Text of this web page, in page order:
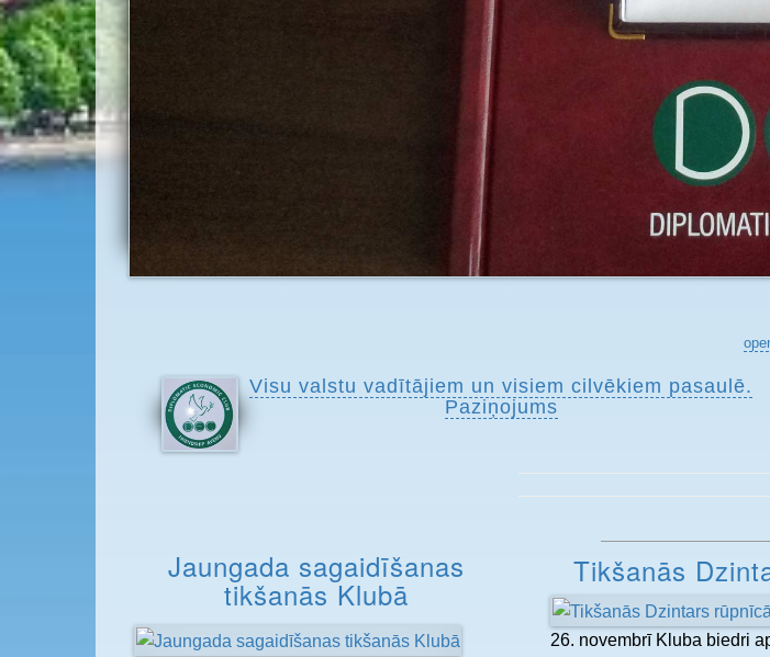
Visu valstu vadītājiem un visiem cilvēkiem pasaulē.
Paziņojums
Jaungada sagaidīšanas
tikšanās Klubā
Tikšanās
26. novembrī Kluba biedri